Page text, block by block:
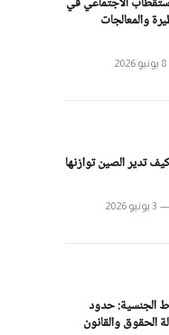
والمعالجات
8 يونيو 2026
تدير الصين توازنها
3 يونيو 2026
الجنسية: حدود
الحقوق والقانون